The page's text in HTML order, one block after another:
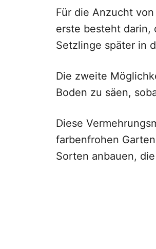
Für die Anzucht
erste besteht darin,
Setzlinge später in
Die zweite
Boden zu säen,
Diese
farbenfrohen
Sorten anbauen,